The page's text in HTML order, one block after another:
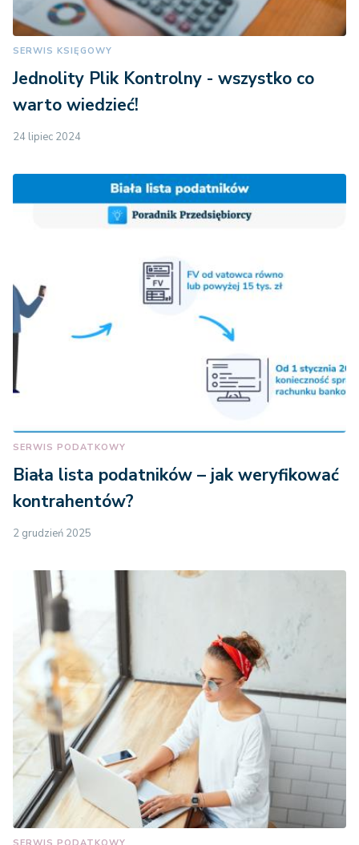
SERWIS KSIĘGOWY
Jednolity Plik Kontrolny - wszystko co
warto wiedzieć!
24 lipiec 2024
SERWIS PODATKOWY
Biała lista podatników – jak weryfikować
kontrahentów?
2 grudzień 2025